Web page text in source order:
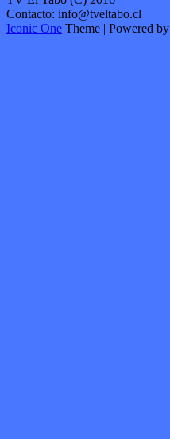
Contacto: info@tveltabo.cl
Iconic One Theme | Powered by